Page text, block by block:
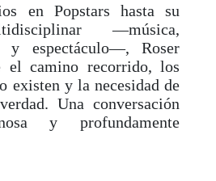
en Popstars hasta su
—música,
y espectáculo—, Roser
el camino recorrido, los
existen y la necesidad de
Una conversación
y profundamente